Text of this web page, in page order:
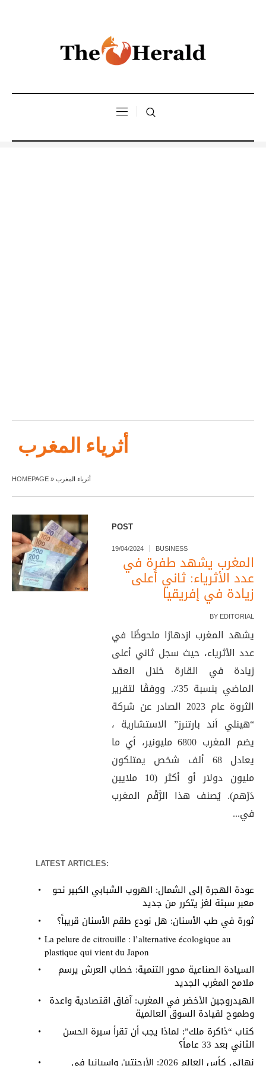
أثرياء المغرب
HOMEPAGE » أثرياء المغرب
POST
19/04/2024 BUSINESS
المغرب يشهد طفرة في
عدد الأثرياء: ثاني أعلى
زيادة في إفريقيا
BY EDITORIAL
يشهد المغرب ازدهارًا ملحوظًا في
عدد الأثرياء، حيث سجل ثاني أعلى
زيادة في القارة خلال العقد
الماضي بنسبة 35٪. ووفقًا لتقرير
الثروة عام 2023 الصادر عن شركة
“هينلي أند بارتنرز” الاستشارية ،
يضم المغرب 6800 مليونير، أي ما
يعادل 68 ألف شخص يمتلكون
مليون دولار أو أكثر (10 ملايين
دَرْهم). يُصنف هذا الرَّقْم المغرب
في...
LATEST ARTICLES:
عودة الهجرة إلى الشمال: الهروب الشبابي الكبير نحو
معبر سبتة لغز يتكرر من جديد
ثورة في طب الأسنان: هل نودع طقم الأسنان قريباً؟
La pelure de citrouille : l’alternative écologique au
plastique qui vient du Japon
السيادة الصناعية محور التنمية: خطاب العرش يرسم
ملامح المغرب الجديد
الهيدروجين الأخضر في المغرب: آفاق اقتصادية واعدة
وطموح لقيادة السوق العالمية
كتاب “ذاكرة ملك”: لماذا يجب أن تقرأ سيرة الحسن
الثاني بعد 33 عاماً؟